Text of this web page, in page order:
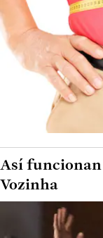
Así
Vozinha